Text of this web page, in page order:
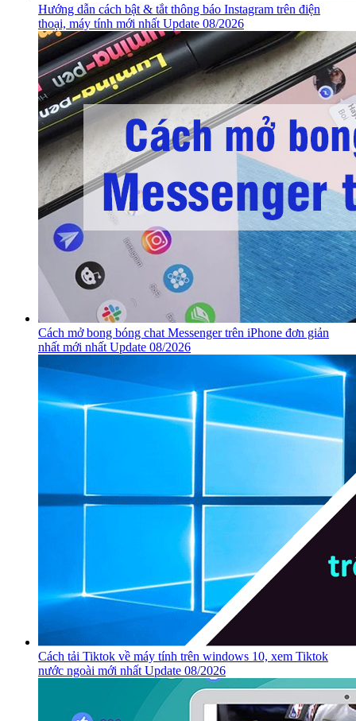
Hướng dẫn cách bật & tắt thông báo Instagram trên điện
thoại, máy tính mới nhất Update 08/2026
Cách mở bong bóng chat Messenger trên iPhone đơn giản
nhất mới nhất Update 08/2026
Cách tải Tiktok về máy tính trên windows 10, xem Tiktok
nước ngoài mới nhất Update 08/2026